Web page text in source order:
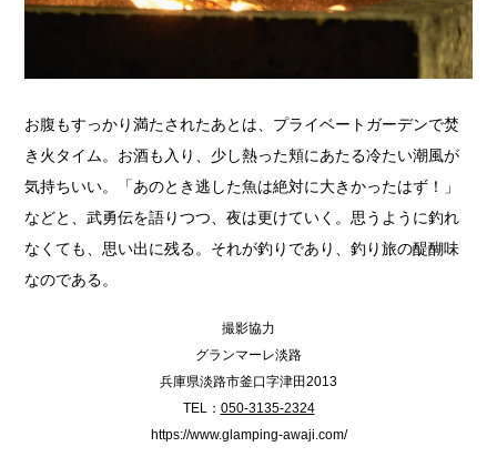
お腹もすっかり満たされたあとは、プライベートガーデンで焚
き火タイム。お酒も入り、少し熱った頬にあたる冷たい潮風が
気持ちいい。「あのとき逃した魚は絶対に大きかったはず！」
などと、武勇伝を語りつつ、夜は更けていく。思うように釣れ
なくても、思い出に残る。それが釣りであり、釣り旅の醍醐味
なのである。
撮影協力
グランマーレ淡路
兵庫県淡路市釜口字津田2013
TEL： 050-3135-2324
https://www.glamping-awaji.com/